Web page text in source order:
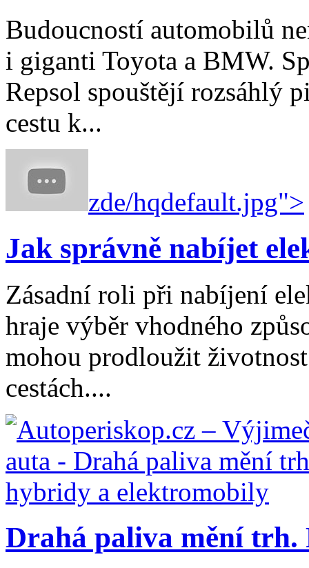
Budoucností automobilů
i giganti Toyota a BMW.
Repsol spouštějí rozsáhlý
cestu k...
zde/hqdefault.jpg">
Jak správně nabíjet
Zásadní roli při nabíjení
hraje výběr vhodného
mohou prodloužit
cestách....
Drahá paliva mění trh.